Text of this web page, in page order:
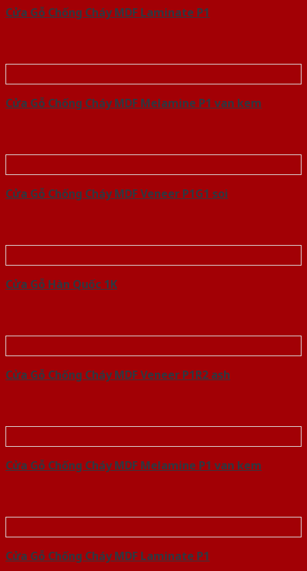
Cửa Gỗ Chống Cháy MDF Laminate P1
Cửa Gỗ Chống Cháy MDF Melamine P1 van kem
Cửa Gỗ Chống Cháy MDF Veneer P1G1 soi
Cửa Gỗ Hàn Quốc 1K
Cửa Gỗ Chống Cháy MDF Veneer P1R2 ash
Cửa Gỗ Chống Cháy MDF Melamine P1 van kem
Cửa Gỗ Chống Cháy MDF Laminate P1